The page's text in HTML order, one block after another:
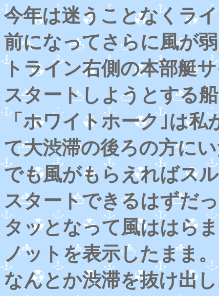
今年は迷うことなくラ
前になってさらに風が
トライン右側の本部艇
スタートしようとする
「ホワイトホーク｣は私
て大渋滞の後ろの方に
でも風がもらえればス
スタートできるはずだ
タッとなって風ははら
ノットを表示したまま。
なんとか渋滞を抜け出